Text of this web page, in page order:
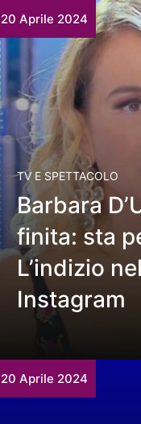
20 Aprile 2024
TV E SPETTACOLO
Barbara
finita: sta
L’indizio
Instagram
20 Aprile 2024